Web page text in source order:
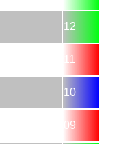
12
11
10
09